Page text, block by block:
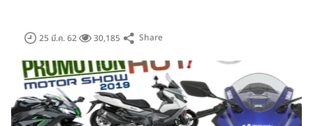
Honda, Yamaha, Suzuki, Kawasaki, GPX, Ducati, Harley-
เพิ่งเปิดตัวนำผลิตภัณฑ์รุ่นใหมๆ พร้อมกับรุ่นพิเศษเข้าร่วมงาน
อย่างคึกคัก
25 มี.ค. 62 30,185 Share